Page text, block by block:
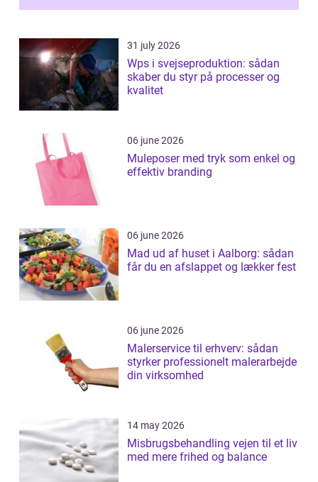
31 july 2026
Wps i svejseproduktion: sådan
skaber du styr på processer og
kvalitet
06 june 2026
Muleposer med tryk som enkel og
effektiv branding
06 june 2026
Mad ud af huset i Aalborg: sådan
får du en afslappet og lækker fest
06 june 2026
Malerservice til erhverv: sådan
styrker professionelt malerarbejde
din virksomhed
14 may 2026
Misbrugsbehandling vejen til et liv
med mere frihed og balance